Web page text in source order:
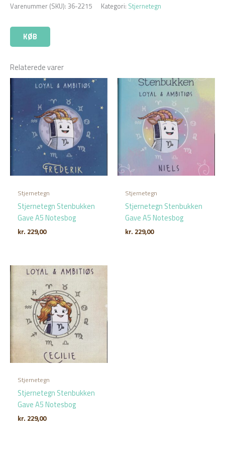
Varenummer (SKU): 36-2215 Kategori: Stjernetegn
KØB
Relaterede varer
Stjernetegn
Stjernetegn Stenbukken
Gave A5 Notesbog
kr. 229,00
Stjernetegn
Stjernetegn Stenbukken
Gave A5 Notesbog
kr. 229,00
Stjernetegn
Stjernetegn Stenbukken
Gave A5 Notesbog
kr. 229,00